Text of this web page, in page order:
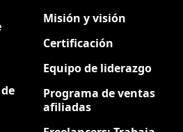
Misión y visión
Certificación
Equipo de liderazgo
Programa de ventas
afiliadas